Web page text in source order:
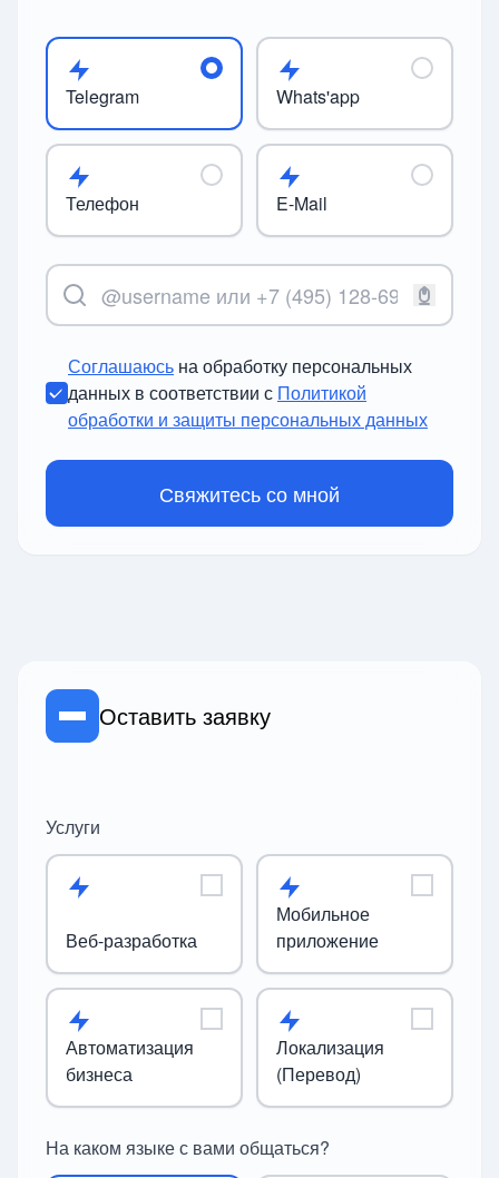
Telegram Whats'app
Телефон E-Mail
Соглашаюсь на обработку персональных
данных в соответствии с Политикой
обработки и защиты персональных данных
Свяжитесь со мной
Оставить заявку
Услуги
Веб-разработка
Мобильное
приложение
Автоматизация
бизнеса
Локализация
(Перевод)
На каком языке с вами общаться?